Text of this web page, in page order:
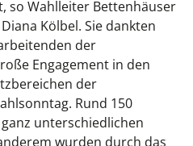
so Wahlleiter Bettenhäuser
Kölbel. Sie dankten
der
Engagement in den
der
Rund 150
unterschiedlichen
wurden durch das